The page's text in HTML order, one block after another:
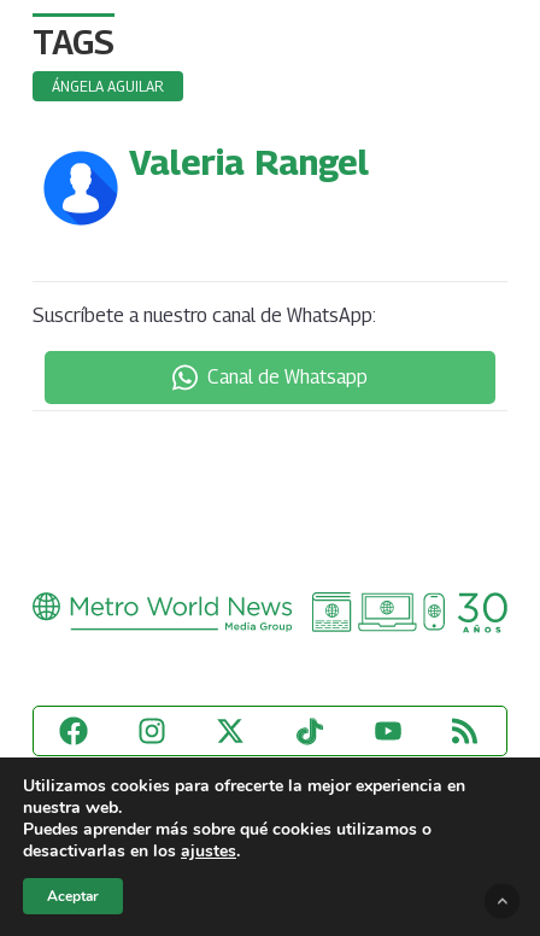
TAGS
ÁNGELA AGUILAR
Valeria Rangel
Suscríbete a nuestro canal de WhatsApp:
Canal de Whatsapp
Copyright © 2025 Metro World News
Secciones
Utilizamos cookies para ofrecerte la mejor experiencia en
nuestra web.
Puedes aprender más sobre qué cookies utilizamos o
desactivarlas en los ajustes.
Aceptar